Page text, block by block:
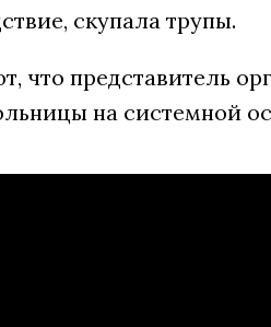
скупала трупы.
что представитель
на системной